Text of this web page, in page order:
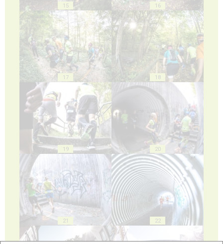
15 16
17 18
19 20
21 22